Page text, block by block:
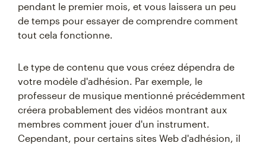
pendant le premier mois, et vous laissera un peu
de temps pour essayer de comprendre comment
tout cela fonctionne.
Le type de contenu que vous créez dépendra de
votre modèle d'adhésion. Par exemple, le
professeur de musique mentionné précédemment
créera probablement des vidéos montrant aux
membres comment jouer d'un instrument.
Cependant, pour certains sites Web d'adhésion, il